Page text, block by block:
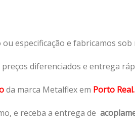
especificação e fabricamos sob
preços diferenciados e entrega
da marca Metalflex em Porto Real.
e receba a entrega de